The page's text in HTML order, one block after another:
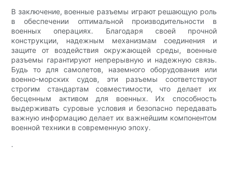
В заключение, военные разъемы играют решающую роль
в обеспечении оптимальной производительности в
военных операциях. Благодаря своей прочной
конструкции, надежным механизмам соединения и
защите от воздействия окружающей среды, военные
разъемы гарантируют непрерывную и надежную связь.
Будь то для самолетов, наземного оборудования или
военно-морских судов, эти разъемы соответствуют
строгим стандартам совместимости, что делает их
бесценным активом для военных. Их способность
выдерживать суровые условия и безопасно передавать
важную информацию делает их важнейшим компонентом
военной техники в современную эпоху.
.